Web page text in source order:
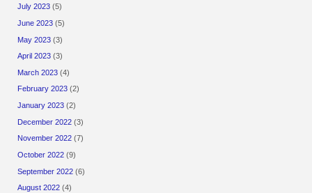
July 2023 (5)
June 2023 (5)
May 2023 (3)
April 2023 (3)
March 2023 (4)
February 2023 (2)
January 2023 (2)
December 2022 (3)
November 2022 (7)
October 2022 (9)
September 2022 (6)
August 2022 (4)